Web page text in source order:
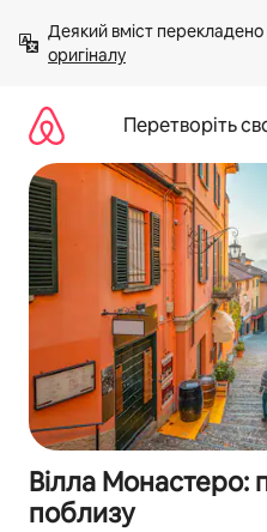
вмісту
Деякий вміст
оригіналу
Перетворіть
Вілла
поблизу